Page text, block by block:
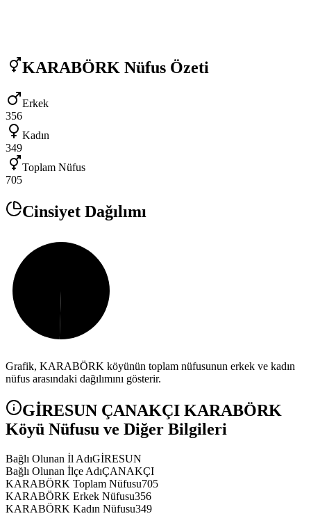
KARABÖRK Nüfus Özeti
Erkek
356
Kadın
349
Toplam Nüfus
705
Cinsiyet Dağılımı
Grafik, KARABÖRK köyünün toplam nüfusunun erkek ve kadın
nüfus arasındaki dağılımını gösterir.
GİRESUN ÇANAKÇI KARABÖRK
Köyü Nüfusu ve Diğer Bilgileri
Bağlı Olunan İl AdıGİRESUN
Bağlı Olunan İlçe AdıÇANAKÇI
KARABÖRK Toplam Nüfusu705
KARABÖRK Erkek Nüfusu356
KARABÖRK Kadın Nüfusu349